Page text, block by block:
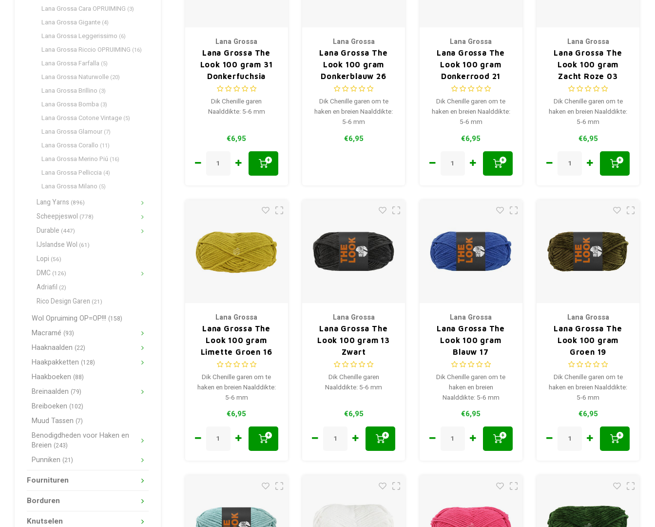
Lana Grossa Cara OPRUIMING (3)
Lana Grossa Gigante (4)
Lana Grossa Leggerissimo (6)
Lana Grossa Riccio OPRUIMING (16)
Lana Grossa Farfalla (5)
Lana Grossa Naturwolle (20)
Lana Grossa Brillino (3)
Lana Grossa Bomba (3)
Lana Grossa Cotone Vintage (5)
Lana Grossa Glamour (7)
Lana Grossa Corallo (11)
Lana Grossa Merino Piú (16)
Lana Grossa Pelliccia (4)
Lana Grossa Milano (5)
Lang Yarns (896)
Scheepjeswol (778)
Durable (447)
IJslandse Wol (61)
Lopi (56)
DMC (126)
Adriafil (2)
Rico Design Garen (21)
Wol Opruiming OP=OP!!! (158)
Macramé (93)
Haaknaalden (22)
Haakpakketten (128)
Haakboeken (88)
Breinaalden (79)
Breiboeken (102)
Muud Tassen (7)
Benodigdheden voor Haken en
Breien (243)
Punniken (21)
Fournituren
Borduren
Knutselen
Lana Grossa
Lana Grossa The
Look 100 gram 31
Donkerfuchsia
Dik Chenille garen
Naalddikte: 5-6 mm
€6,95
+
Lana Grossa
Lana Grossa The
Look 100 gram
Donkerblauw 26
Dik Chenille garen om te
haken en breien Naalddikte:
5-6 mm
€6,95
Lana Grossa
Lana Grossa The
Look 100 gram
Donkerrood 21
Dik Chenille garen om te
haken en breien Naalddikte:
5-6 mm
€6,95
+
Lana Grossa
Lana Grossa The
Look 100 gram
Zacht Roze 03
Dik Chenille garen om te
haken en breien Naalddikte:
5-6 mm
€6,95
+
Lana Grossa
Lana Grossa The
Look 100 gram
Limette Groen 16
Dik Chenille garen om te
haken en breien Naalddikte:
5-6 mm
€6,95
+
Lana Grossa
Lana Grossa The
Look 100 gram 13
Zwart
Dik Chenille garen
Naalddikte: 5-6 mm
€6,95
+
Lana Grossa
Lana Grossa The
Look 100 gram
Blauw 17
Dik Chenille garen om te
haken en breien
Naalddikte: 5-6 mm
€6,95
+
Lana Grossa
Lana Grossa The
Look 100 gram
Groen 19
Dik Chenille garen om te
haken en breien Naalddikte:
5-6 mm
€6,95
+